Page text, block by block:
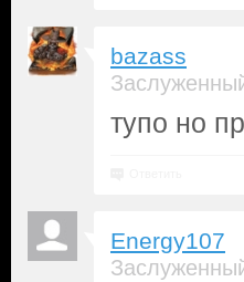
bazass
тупо но
Energy107